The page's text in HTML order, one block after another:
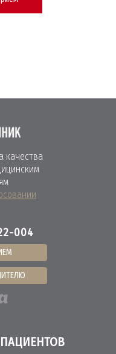
004
качества